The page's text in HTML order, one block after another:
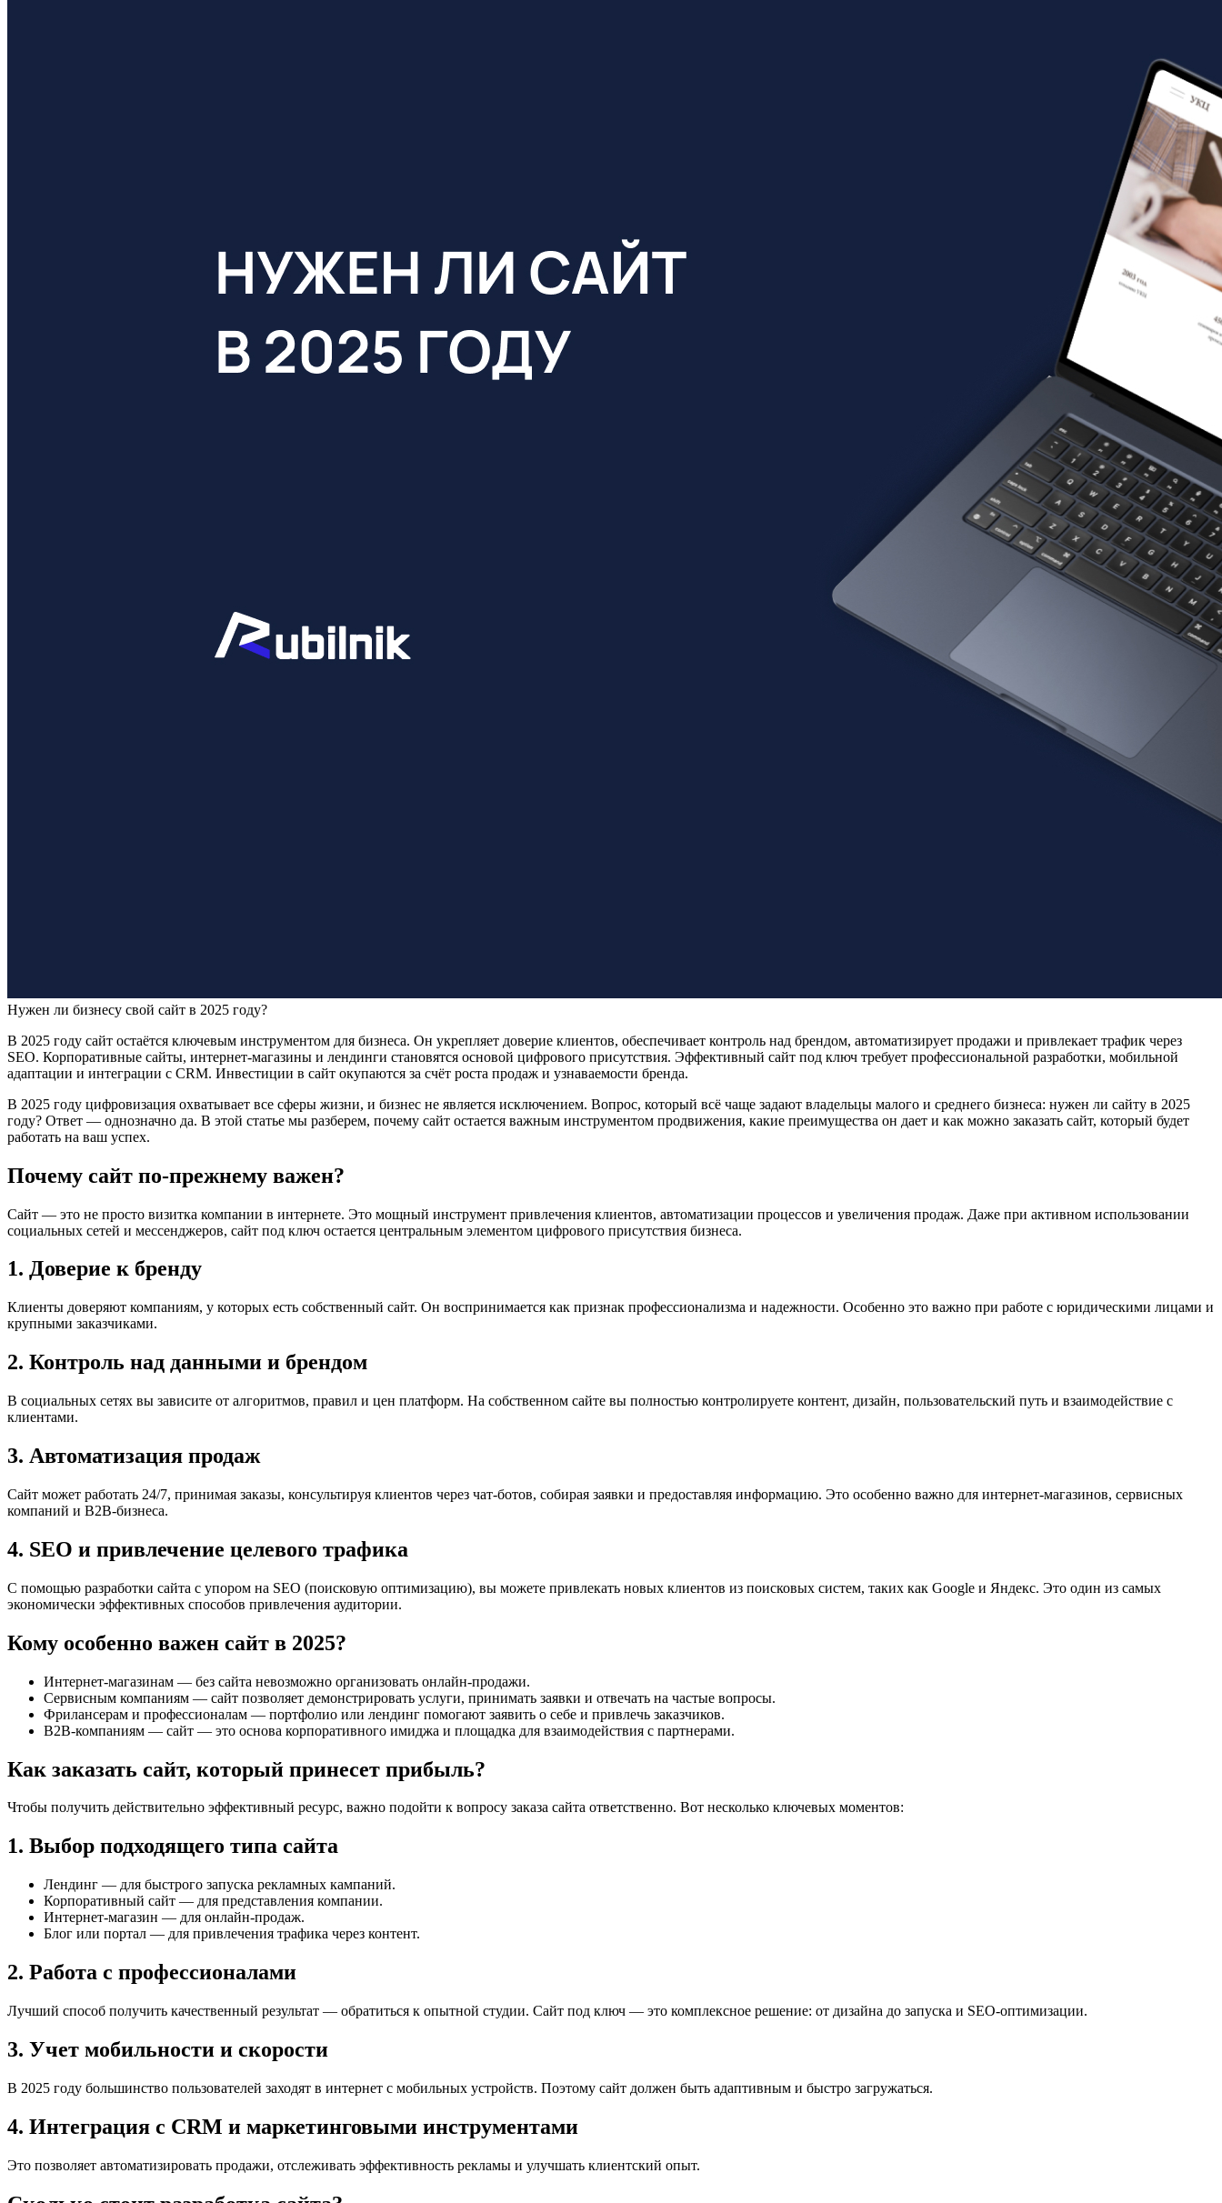
Нужен ли бизнесу свой сайт в 2025 году?
В 2025 году сайт остаётся ключевым инструментом для бизнеса. Он укрепляет доверие клиентов, обеспечивает контроль над брендом, автоматизирует продажи и привлекает трафик через
SEO. Корпоративные сайты, интернет-магазины и лендинги становятся основой цифрового присутствия. Эффективный сайт под ключ требует профессиональной разработки, мобильной
адаптации и интеграции с CRM. Инвестиции в сайт окупаются за счёт роста продаж и узнаваемости бренда.
В 2025 году цифровизация охватывает все сферы жизни, и бизнес не является исключением. Вопрос, который всё чаще задают владельцы малого и среднего бизнеса: нужен ли сайту в 2025
году? Ответ — однозначно да. В этой статье мы разберем, почему сайт остается важным инструментом продвижения, какие преимущества он дает и как можно заказать сайт, который будет
работать на ваш успех.
Почему сайт по-прежнему важен?
Сайт — это не просто визитка компании в интернете. Это мощный инструмент привлечения клиентов, автоматизации процессов и увеличения продаж. Даже при активном использовании
социальных сетей и мессенджеров, сайт под ключ остается центральным элементом цифрового присутствия бизнеса.
1. Доверие к бренду
Клиенты доверяют компаниям, у которых есть собственный сайт. Он воспринимается как признак профессионализма и надежности. Особенно это важно при работе с юридическими лицами и
крупными заказчиками.
2. Контроль над данными и брендом
В социальных сетях вы зависите от алгоритмов, правил и цен платформ. На собственном сайте вы полностью контролируете контент, дизайн, пользовательский путь и взаимодействие с
клиентами.
3. Автоматизация продаж
Сайт может работать 24/7, принимая заказы, консультируя клиентов через чат-ботов, собирая заявки и предоставляя информацию. Это особенно важно для интернет-магазинов, сервисных
компаний и B2B-бизнеса.
4. SEO и привлечение целевого трафика
С помощью разработки сайта с упором на SEO (поисковую оптимизацию), вы можете привлекать новых клиентов из поисковых систем, таких как Google и Яндекс. Это один из самых
экономически эффективных способов привлечения аудитории.
Кому особенно важен сайт в 2025?
Интернет-магазинам — без сайта невозможно организовать онлайн-продажи.
Сервисным компаниям — сайт позволяет демонстрировать услуги, принимать заявки и отвечать на частые вопросы.
Фрилансерам и профессионалам — портфолио или лендинг помогают заявить о себе и привлечь заказчиков.
B2B-компаниям — сайт — это основа корпоративного имиджа и площадка для взаимодействия с партнерами.
Как заказать сайт, который принесет прибыль?
Чтобы получить действительно эффективный ресурс, важно подойти к вопросу заказа сайта ответственно. Вот несколько ключевых моментов:
1. Выбор подходящего типа сайта
Лендинг — для быстрого запуска рекламных кампаний.
Корпоративный сайт — для представления компании.
Интернет-магазин — для онлайн-продаж.
Блог или портал — для привлечения трафика через контент.
2. Работа с профессионалами
Лучший способ получить качественный результат — обратиться к опытной студии. Сайт под ключ — это комплексное решение: от дизайна до запуска и SEO-оптимизации.
3. Учет мобильности и скорости
В 2025 году большинство пользователей заходят в интернет с мобильных устройств. Поэтому сайт должен быть адаптивным и быстро загружаться.
4. Интеграция с CRM и маркетинговыми инструментами
Это позволяет автоматизировать продажи, отслеживать эффективность рекламы и улучшать клиентский опыт.